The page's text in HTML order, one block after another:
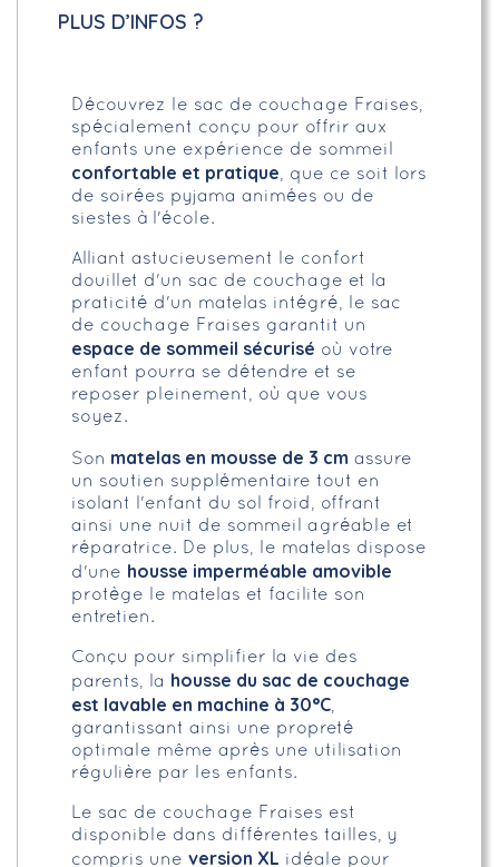
PLUS D’INFOS ?
Découvrez le sac de couchage Fraises,
spécialement conçu pour offrir aux
enfants une expérience de sommeil
confortable et pratique, que ce soit lors
de soirées pyjama animées ou de
siestes à l'école.
Alliant astucieusement le confort
douillet d'un sac de couchage et la
praticité d'un matelas intégré, le sac
de couchage Fraises garantit un
espace de sommeil sécurisé où votre
enfant pourra se détendre et se
reposer pleinement, où que vous
soyez.
Son matelas en mousse de 3 cm assure
un soutien supplémentaire tout en
isolant l'enfant du sol froid, offrant
ainsi une nuit de sommeil agréable et
réparatrice. De plus, le matelas dispose
d'une housse imperméable amovible
protège le matelas et facilite son
entretien.
Conçu pour simplifier la vie des
parents, la housse du sac de couchage
est lavable en machine à 30°C,
garantissant ainsi une propreté
optimale même après une utilisation
régulière par les enfants.
Le sac de couchage Fraises est
disponible dans différentes tailles, y
compris une version XL idéale pour